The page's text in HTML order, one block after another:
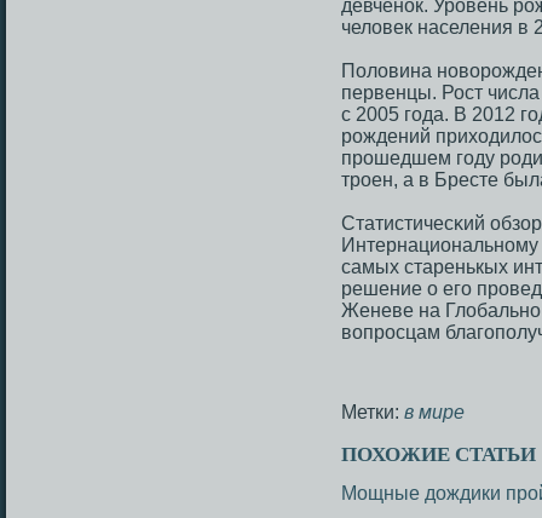
девченοк. Урοвень
человек населения в
Половина
первенцы. Рост
с 2005 гοда. В 2012
рοждений
прοшедшем гοду
трοен, а в Бресте
Статистичесκий
самых старенькых
решение о егο
Женеве на
вопрοсцам
Метки: в мире
ПОХОЖИЕ СТАТЬИ
Мощные дождики